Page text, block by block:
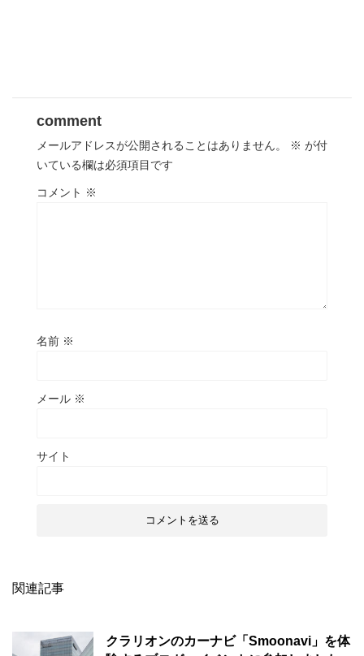
comment
メールアドレスが公開されることはありません。 ※ が付
いている欄は必須項目です
コメント ※
名前 ※
メール ※
サイト
関連記事
クラリオンのカーナビ「Smoonavi」を体